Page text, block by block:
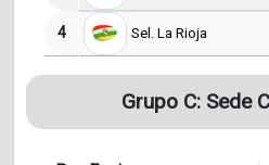
4 Sel. La Rioja
Grupo C: Sede